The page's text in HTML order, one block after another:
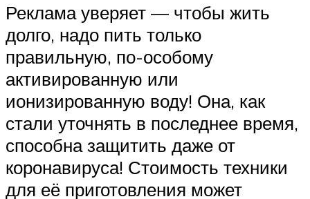
Реклама уверяет — чтобы жить
долго, надо пить только
правильную, по-особому
активированную или
ионизированную воду! Она, как
стали уточнять в последнее время,
способна защитить даже от
коронавируса! Стоимость техники
для её приготовления может